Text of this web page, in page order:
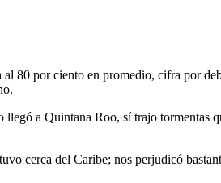
80 por ciento en promedio, cifra por
a Quintana Roo, sí trajo tormentas
cerca del Caribe; nos perjudicó